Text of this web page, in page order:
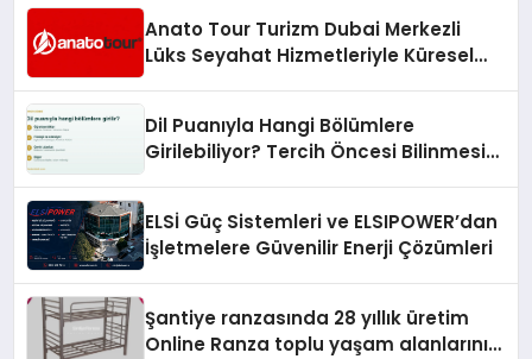
Anato Tour Turizm Dubai Merkezli
Lüks Seyahat Hizmetleriyle Küresel
Dil Puanıyla Hangi Bölümlere
Girilebiliyor? Tercih Öncesi Bilinmesi
ELSİ Güç Sistemleri ve ELSIPOWER’dan
İşletmelere Güvenilir Enerji Çözümleri
Şantiye ranzasında 28 yıllık üretim
Online Ranza toplu yaşam alanlarını